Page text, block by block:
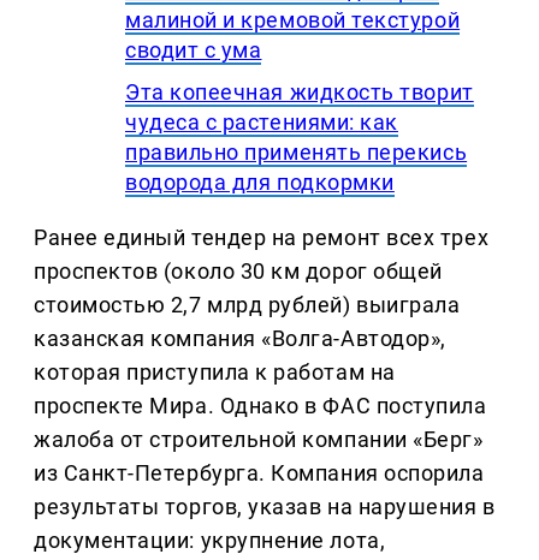
малиной и кремовой текстурой
сводит с ума
Эта копеечная жидкость творит
чудеса с растениями: как
правильно применять перекись
водорода для подкормки
Ранее единый тендер на ремонт всех трех
проспектов (около 30 км дорог общей
стоимостью 2,7 млрд рублей) выиграла
казанская компания «Волга‑Автодор»,
которая приступила к работам на
проспекте Мира. Однако в ФАС поступила
жалоба от строительной компании «Берг»
из Санкт‑Петербурга. Компания оспорила
результаты торгов, указав на нарушения в
документации: укрупнение лота,